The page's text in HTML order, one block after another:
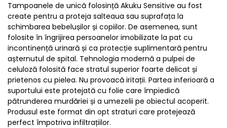
Tampoanele de unică folosință Akuku Sensitive au fost
create pentru a proteja salteaua sau suprafața la
schimbarea bebelușilor și copiilor. De asemenea, sunt
folosite în îngrijirea persoanelor imobilizate la pat cu
incontinență urinară și ca protecție suplimentară pentru
așternutul de spital. Tehnologia modernă a pulpei de
celuloză folosită face stratul superior foarte delicat și
prietenos cu pielea. Nu provoacă iritații. Partea inferioară a
suportului este protejată cu folie care împiedică
pătrunderea murdăriei și a umezelii pe obiectul acoperit.
Produsul este format din opt straturi care protejează
perfect împotriva infiltrațiilor.